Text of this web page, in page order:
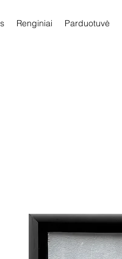
Renginiai Parduotuvė